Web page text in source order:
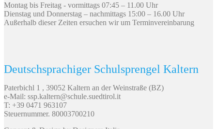
Montag bis Freitag - vormittags 07:45 – 11.00 Uhr
Dienstag und Donnerstag – nachmittags 15:00 – 16.00 Uhr
Außerhalb dieser Zeiten ersuchen wir um Terminvereinbarung
Deutschsprachiger Schulsprengel Kaltern
Paterbichl 1 , 39052 Kaltern an der Weinstraße (BZ)
e-Mail: ssp.kaltern@schule.suedtirol.it
T: +39 0471 963107
Steuernummer. 80003700210